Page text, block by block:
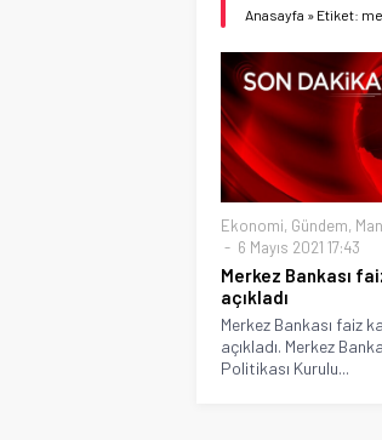
Anasayfa » Etiket:
Ekonomi, Gündem,
6 Mayıs 2021 17:43
Merkez Bankası
açıkladı
Merkez Bankası faiz
açıkladı. Merkez
Politikası Kurulu...